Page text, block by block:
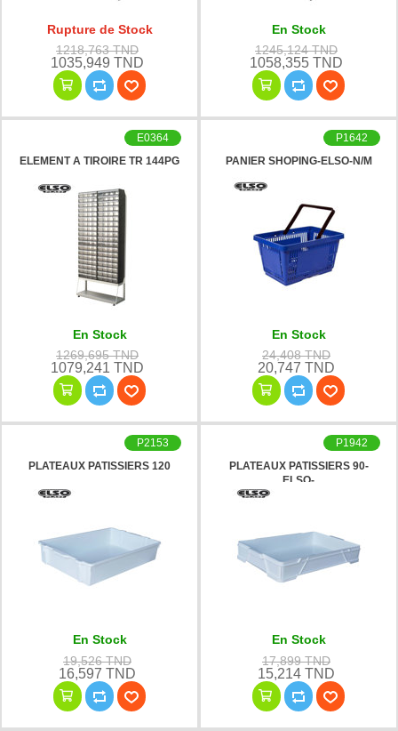
Rupture de Stock
1218,763 TND
1035,949 TND
En Stock
1245,124 TND
1058,355 TND
ELEMENT A TIROIRE TR 144PG
E0364
En Stock
1269,695 TND
1079,241 TND
PANIER SHOPING-ELSO-N/M
P1642
En Stock
24,408 TND
20,747 TND
PLATEAUX PATISSIERS 120
P2153
En Stock
19,526 TND
16,597 TND
PLATEAUX PATISSIERS 90-
ELSO-
P1942
En Stock
17,899 TND
15,214 TND